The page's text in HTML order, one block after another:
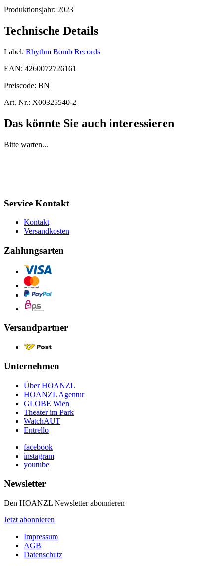
Produktionsjahr: 2023
Technische Details
Label: Rhythm Bomb Records
EAN: 4260072726161
Preiscode: BN
Art. Nr.: X00325540-2
Das könnte Sie auch interessieren
Bitte warten...
Service Kontakt
Kontakt
Versandkosten
Zahlungsarten
Versandpartner
Unternehmen
Über HOANZL
HOANZL Agentur
GLOBE Wien
Theater im Park
WatchAUT
Entrello
facebook
instagram
youtube
Newsletter
Den HOANZL Newsletter abonnieren
Jetzt abonnieren
Impressum
AGB
Datenschutz